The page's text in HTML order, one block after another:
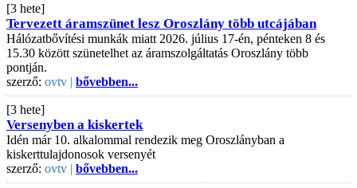
[3 hete]
Tervezett áramszünet lesz Oroszlány több utcájában
Hálózatbővítési munkák miatt 2026. július 17-én, pénteken 8 és
15.30 között szünetelhet az áramszolgáltatás Oroszlány több
pontján.
szerző: ovtv | bővebben...
[3 hete]
Versenyben a kiskertek
Idén már 10. alkalommal rendezik meg Oroszlányban a
kiskerttulajdonosok versenyét
szerző: ovtv | bővebben...